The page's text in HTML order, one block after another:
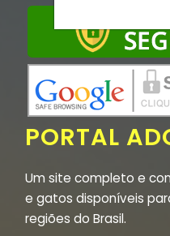
PORTAL
Um site completo e
e gatos disponíveis
regiões do Brasil.